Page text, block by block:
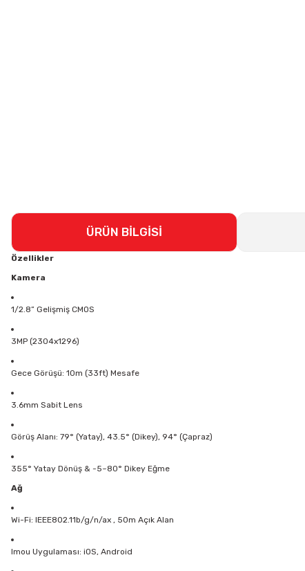
ÜRÜN BİLGİSİ
Özellikler
Kamera
1/2.8” Gelişmiş CMOS
3MP (2304x1296)
Gece Görüşü: 10m (33ft) Mesafe
3.6mm Sabit Lens
Görüş Alanı: 79° (Yatay), 43.5° (Dikey), 94° (Çapraz)
355° Yatay Dönüş & -5~80° Dikey Eğme
Ağ
Wi-Fi: IEEE802.11b/g/n/ax , 50m Açık Alan
Imou Uygulaması: iOS, Android